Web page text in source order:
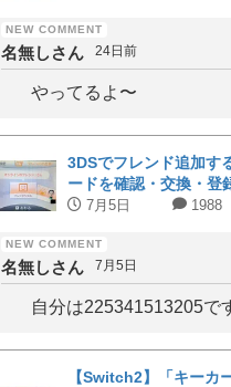
名無しさん 24日前
やってるよ〜
3DSでフレンド追加す
ードを確認・交換・登
7月5日 1988
名無しさん 7月5日
自分は225341513205で
【Switch2】「キーカ